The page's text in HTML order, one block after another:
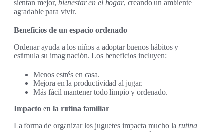
sientan mejor, bienestar en el hogar, creando un ambiente
agradable para vivir.
Beneficios de un espacio ordenado
Ordenar ayuda a los niños a adoptar buenos hábitos y
estimula su imaginación. Los beneficios incluyen:
Menos estrés en casa.
Mejora en la productividad al jugar.
Más fácil mantener todo limpio y ordenado.
Impacto en la rutina familiar
La forma de organizar los juguetes impacta mucho la rutina